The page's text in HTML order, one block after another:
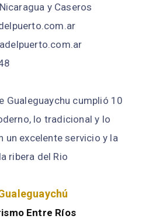
y Caseros
Gualeguaychu cumplió 10
lo tradicional y lo
un excelente servicio y la
ribera del Rio
Entre Ríos